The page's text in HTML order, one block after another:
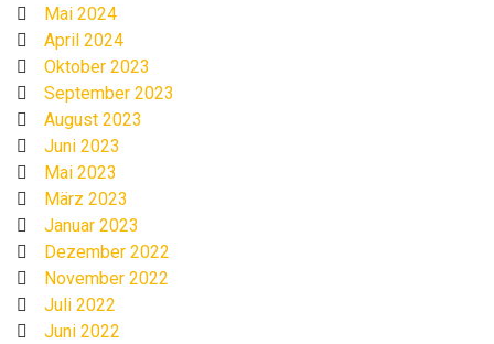
Mai 2024
April 2024
Oktober 2023
September 2023
August 2023
Juni 2023
Mai 2023
März 2023
Januar 2023
Dezember 2022
November 2022
Juli 2022
Juni 2022